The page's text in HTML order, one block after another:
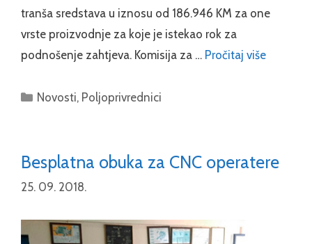
tranša sredstava u iznosu od 186.946 KM za one
vrste proizvodnje za koje je istekao rok za
podnošenje zahtjeva. Komisija za … Pročitaj više
Categories
Novosti, Poljoprivrednici
Besplatna obuka za CNC operatere
25. 09. 2018.